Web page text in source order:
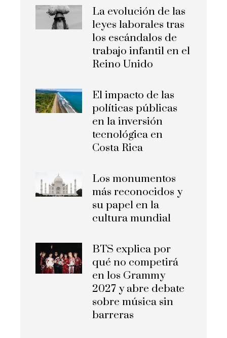
La evolución de las
leyes laborales tras
los escándalos de
trabajo infantil en el
Reino Unido
El impacto de las
políticas públicas
en la inversión
tecnológica en
Costa Rica
Los monumentos
más reconocidos y
su papel en la
cultura mundial
BTS explica por
qué no competirá
en los Grammy
2027 y abre debate
sobre música sin
barreras